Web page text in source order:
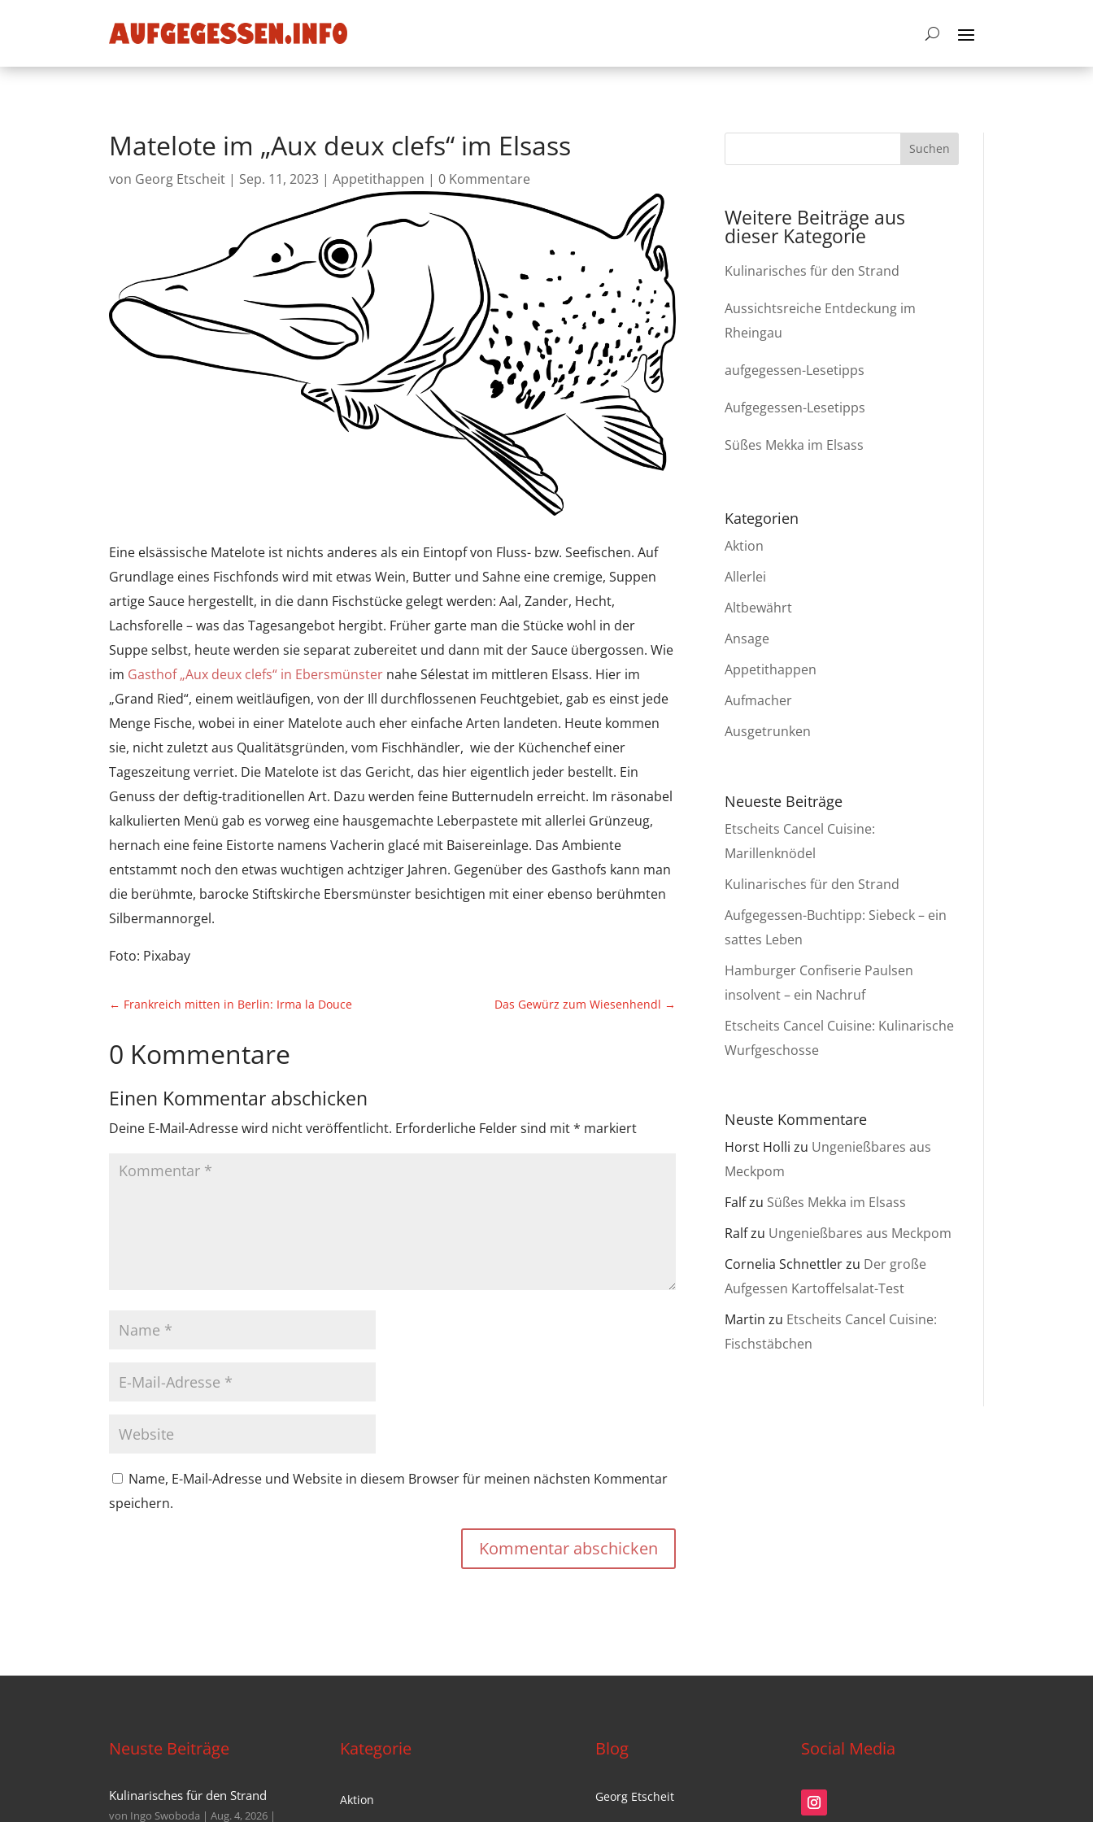
Matelote im „Aux deux clefs“ im Elsass
von Georg Etscheit | Sep. 11, 2023 |Appetithappen |0 Kommentare
Eine elsässische Matelote ist nichts anderes als ein Eintopf von Fluss- bzw. Seefischen. Auf
Grundlage eines Fischfonds wird mit etwas Wein, Butter und Sahne eine cremige, Suppen
artige Sauce hergestellt, in die dann Fischstücke gelegt werden: Aal, Zander, Hecht,
Lachsforelle – was das Tagesangebot hergibt. Früher garte man die Stücke wohl in der
Suppe selbst, heute werden sie separat zubereitet und dann mit der Sauce übergossen. Wie
im Gasthof „Aux deux clefs“ in Ebersmünster nahe Sélestat im mittleren Elsass. Hier im
„Grand Ried“, einem weitläufigen, von der Ill durchflossenen Feuchtgebiet, gab es einst jede
Menge Fische, wobei in einer Matelote auch eher einfache Arten landeten. Heute kommen
sie, nicht zuletzt aus Qualitätsgründen, vom Fischhändler, wie der Küchenchef einer
Tageszeitung verriet. Die Matelote ist das Gericht, das hier eigentlich jeder bestellt. Ein
Genuss der deftig-traditionellen Art. Dazu werden feine Butternudeln erreicht. Im räsonabel
kalkulierten Menü gab es vorweg eine hausgemachte Leberpastete mit allerlei Grünzeug,
hernach eine feine Eistorte namens Vacherin glacé mit Baisereinlage. Das Ambiente
entstammt noch den etwas wuchtigen achtziger Jahren. Gegenüber des Gasthofs kann man
die berühmte, barocke Stiftskirche Ebersmünster besichtigen mit einer ebenso berühmten
Silbermannorgel.
Foto: Pixabay
← Frankreich mitten in Berlin: Irma la Douce Das Gewürz zum Wiesenhendl →
0 Kommentare
Einen Kommentar abschicken
Deine E-Mail-Adresse wird nicht veröffentlicht. Erforderliche Felder sind mit* markiert
Name, E-Mail-Adresse und Website in diesem Browser für meinen nächsten Kommentar
speichern.
Kommentar abschicken
Weitere Beiträge aus
dieser Kategorie
Kulinarisches für den Strand
Aussichtsreiche Entdeckung im
Rheingau
aufgegessen-Lesetipps
Aufgegessen-Lesetipps
Süßes Mekka im Elsass
Kategorien
Aktion
Allerlei
Altbewährt
Ansage
Appetithappen
Aufmacher
Ausgetrunken
Neueste Beiträge
Etscheits Cancel Cuisine:
Marillenknödel
Kulinarisches für den Strand
Aufgegessen-Buchtipp: Siebeck – ein
sattes Leben
Hamburger Confiserie Paulsen
insolvent – ein Nachruf
Etscheits Cancel Cuisine: Kulinarische
Wurfgeschosse
Neuste Kommentare
Horst Holli zu Ungenießbares aus
Meckpom
Falfzu Süßes Mekka im Elsass
Ralfzu Ungenießbares aus Meckpom
Cornelia Schnettlerzu Der große
Aufgessen Kartoffelsalat-Test
Martin zu Etscheits Cancel Cuisine:
Fischstäbchen
Neuste Beiträge
Kulinarisches für den Strand
von Ingo Swoboda |Aug. 4, 2026 |
Kategorie
Aktion
Blog
Georg Etscheit
Social Media